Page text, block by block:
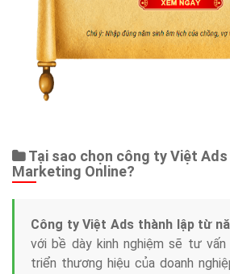
Tại sao chọn công ty Việt
Marketing Online?
Công ty Việt Ads thành lập từ
với bề dày kinh nghiệm sẽ tư
triển thương hiệu của doanh